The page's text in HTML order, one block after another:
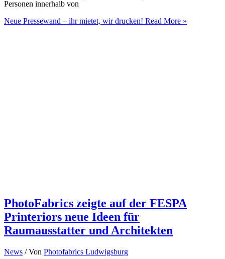
Personen innerhalb von
Neue Pressewand – ihr mietet, wir drucken! Read More »
PhotoFabrics zeigte auf der FESPA
Printeriors neue Ideen für
Raumausstatter und Architekten
News / Von Photofabrics Ludwigsburg